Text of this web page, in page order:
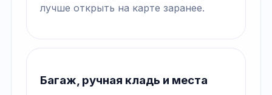
лучше открыть на карте заранее.
Багаж, ручная кладь и места